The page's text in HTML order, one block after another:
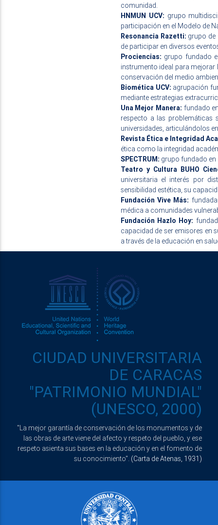
comunidad.
HNMUN UCV: grupo
participación en el Modelo de
Resonancia Razetti: grupo de
de participar en diversos
Prociencias: grupo fundado
instrumento ideal para
conservación del medio
Biomética UCV: agrupación
mediante estrategias
Una Mejor Manera: fundado
respecto a las problemáticas
universidades, articulándolos
Revista Ética e Integridad
ética como la integridad
SPECTRUM: grupo fundado en
Teatro y Cultura BUHO
universitaria el interés por
sensibilidad estética, su
Fundación Vive Más:
médica a comunidades
Fundación Hazlo Hoy:
capacidad de ser emisores en
a través de la educación en
CIUDAD UNIVERSITARIA
DE CARACAS
"PATRIMONIO MUNDIAL"
(UNESCO, 2000)
"La mejor garantía de conservación de los monumentos y de
las obras de arte viene del afecto y respeto del pueblo, y ese
respeto asienta sus bases en la educación y en el fomento de
su conocimiento". (Carta de Atenas, 1931)